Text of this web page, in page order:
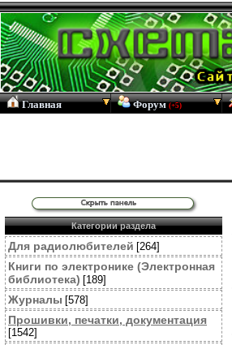
Главная Форум(+5)
Категории раздела
Для радиолюбителей [264]
Книги по электронике (Электронная
библиотека) [189]
Журналы [578]
Прошивки, печатки, документация
[1542]